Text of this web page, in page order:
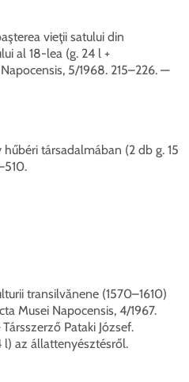
vieţii satului din
al 18-lea (g. 24 l +
5/1968. 215–226. —
hűbéri társadalmában (2 db g. 15
transilvănene (1570–1610)
Musei Napocensis, 4/1967.
Pataki József.
az állattenyésztésről.